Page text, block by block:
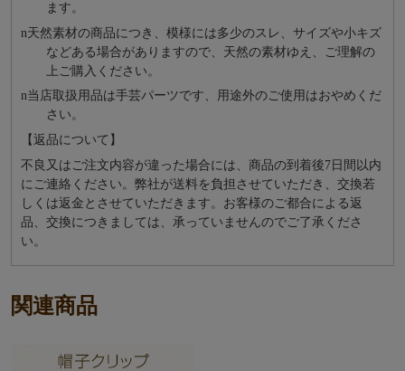
ます。
n天然素材の商品につき、模様には多少のスレ、サイズや小キズ
などある場合がありますので、天然の素材ゆえ、ご理解の
上ご購入ください。
n当店取扱用品は⼿芸パーツです、⽤途外のご使⽤はおやめくだ
さい。
【返品について】
不良又はご注文内容が違った場合には、商品の到着後7日間以内
にご連絡ください。弊社が送料を負担させていただき、交換若
しくは返金とさせていただきます。お客様のご都合による返
品、交換につきましては、承っていませんのでご了承くださ
い。
関連商品